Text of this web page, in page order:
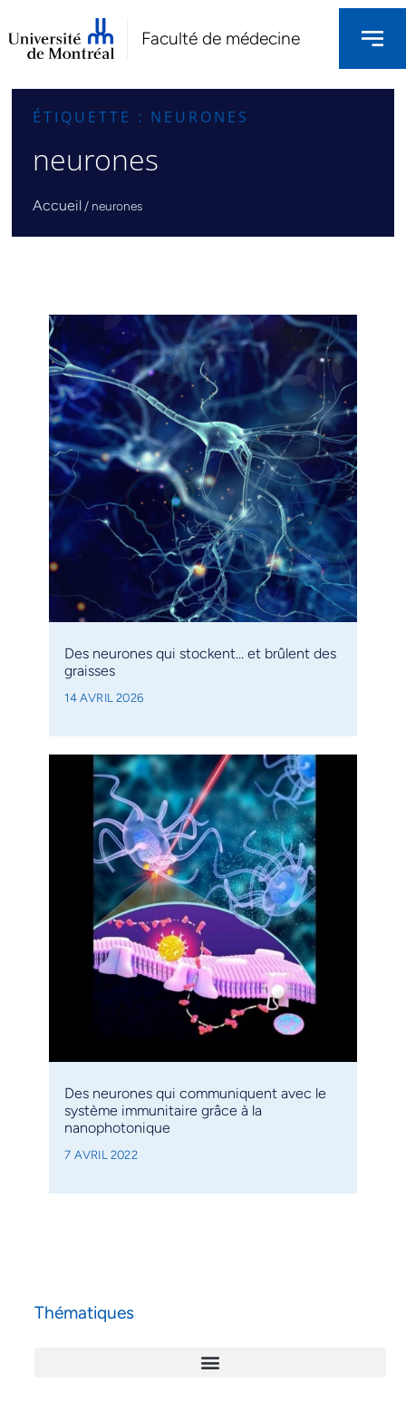
Faculté de médecine
ÉTIQUETTE : NEURONES
neurones
Accueil / neurones
Des neurones qui stockent… et brûlent des
graisses
14 AVRIL 2026
Des neurones qui communiquent avec le
système immunitaire grâce à la
nanophotonique
7 AVRIL 2022
Thématiques